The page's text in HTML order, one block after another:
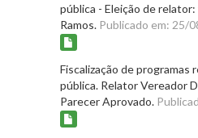
pública - Eleição de
Ramos. Publicado em: 25/
Fiscalização de programas
pública. Relator Vereador
Parecer Aprovado.